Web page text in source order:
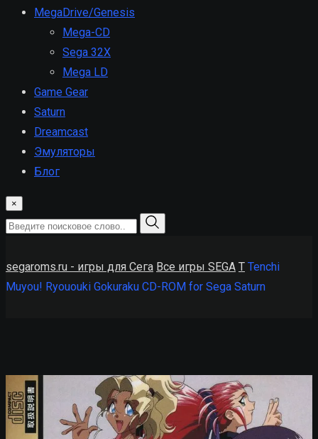
MegaDrive/Genesis
Mega-CD
Sega 32X
Mega LD
Game Gear
Saturn
Dreamcast
Эмуляторы
Блог
×
segaroms.ru - игры для Сега Все игры SEGA T Tenchi
Muyou! Ryououki Gokuraku CD-ROM for Sega Saturn